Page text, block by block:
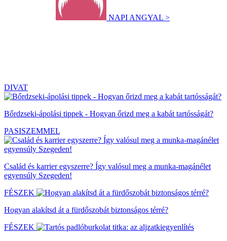
NAPI ANGYAL >
DIVAT
Bőrdzseki-ápolási tippek - Hogyan őrizd meg a kabát tartósságát?
PASISZEMMEL
Család és karrier egyszerre? Így valósul meg a munka-magánélet
egyensúly Szegeden!
FÉSZEK
Hogyan alakítsd át a fürdőszobát biztonságos térré?
FÉSZEK